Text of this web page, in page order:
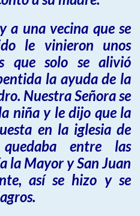
a una vecina que se
le vinieron unos
que solo se alivió
la ayuda de la
Nuestra Señora se
niña y le dijo que la
en la iglesia de
entre las
la Mayor y San Juan
así se hizo y se